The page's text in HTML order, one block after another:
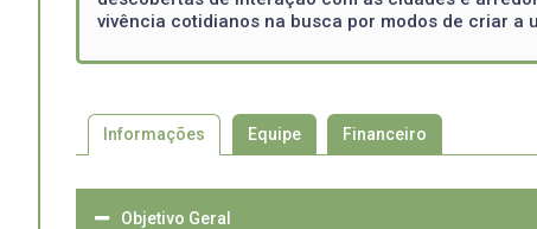
vivência cotidianos na busca por modos de criar a
Informações Equipe Financeiro
Objetivo Geral